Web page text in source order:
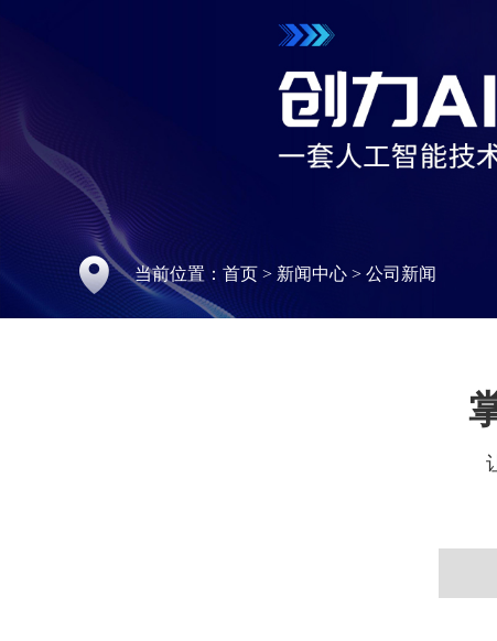
当前位置： 首页 > 新闻中心 > 公司新闻